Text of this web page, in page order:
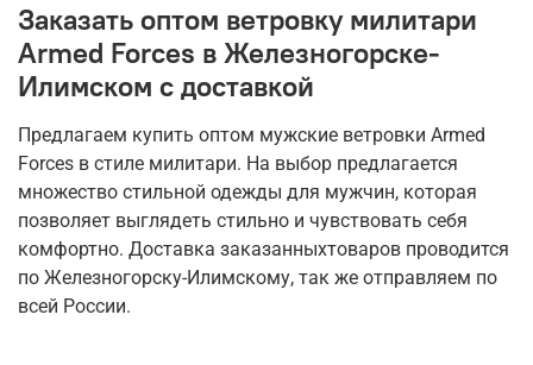
Заказать оптом ветровку милитари
Armed Forces в Железногорске-
Илимском с доставкой
Предлагаем купить оптом мужские ветровки Armed
Forces в стиле милитари. На выбор предлагается
множество стильной одежды для мужчин, которая
позволяет выглядеть стильно и чувствовать себя
комфортно. Доставка заказанныхтоваров проводится
по Железногорску-Илимскому, так же отправляем по
всей России.